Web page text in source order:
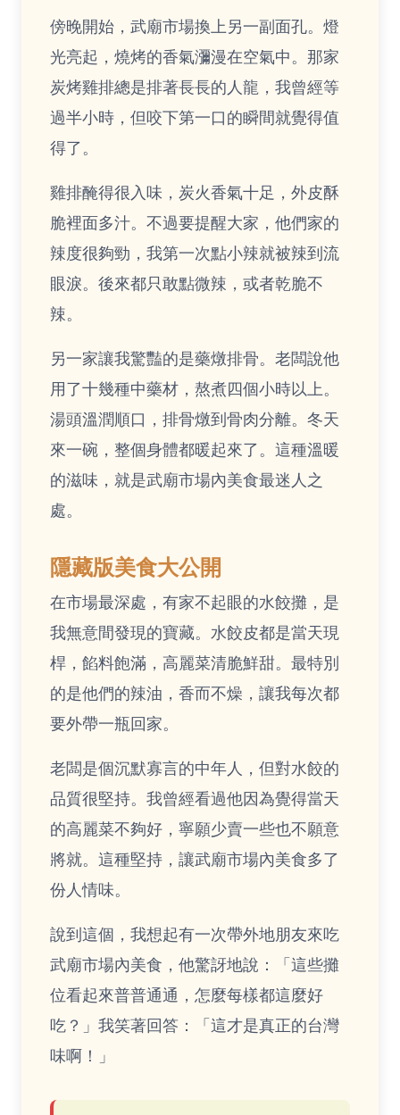
傍晚開始，武廟市場換上另一副面孔。燈
光亮起，燒烤的香氣瀰漫在空氣中。那家
炭烤雞排總是排著長長的人龍，我曾經等
過半小時，但咬下第一口的瞬間就覺得值
得了。
雞排醃得很入味，炭火香氣十足，外皮酥
脆裡面多汁。不過要提醒大家，他們家的
辣度很夠勁，我第一次點小辣就被辣到流
眼淚。後來都只敢點微辣，或者乾脆不
辣。
另一家讓我驚豔的是藥燉排骨。老闆說他
用了十幾種中藥材，熬煮四個小時以上。
湯頭溫潤順口，排骨燉到骨肉分離。冬天
來一碗，整個身體都暖起來了。這種溫暖
的滋味，就是武廟市場內美食最迷人之
處。
隱藏版美食大公開
在市場最深處，有家不起眼的水餃攤，是
我無意間發現的寶藏。水餃皮都是當天現
桿，餡料飽滿，高麗菜清脆鮮甜。最特別
的是他們的辣油，香而不燥，讓我每次都
要外帶一瓶回家。
老闆是個沉默寡言的中年人，但對水餃的
品質很堅持。我曾經看過他因為覺得當天
的高麗菜不夠好，寧願少賣一些也不願意
將就。這種堅持，讓武廟市場內美食多了
份人情味。
說到這個，我想起有一次帶外地朋友來吃
武廟市場內美食，他驚訝地說：「這些攤
位看起來普普通通，怎麼每樣都這麼好
吃？」我笑著回答：「這才是真正的台灣
味啊！」